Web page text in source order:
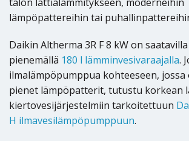
lämpöpattereihin tai
Daikin Altherma 3R F 8 kW on
pienemällä 180 l lämminvesivaraajalla.
ilmalämpöpumppua kohteeseen, jossa
pienet lämpöpatterit, tutustu korkean
kiertovesijärjestelmiin tarkoitettuun
H ilmavesilämpöpumppuun.